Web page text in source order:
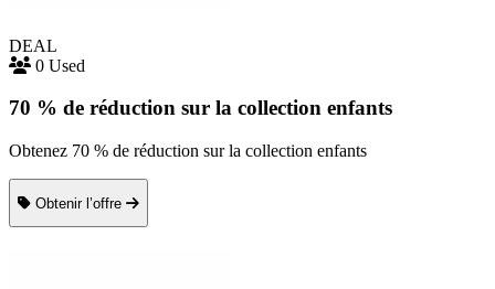
DEAL
0 Used
70 % de réduction sur la collection enfants
Obtenez 70 % de réduction sur la collection enfants
Obtenir l’offre